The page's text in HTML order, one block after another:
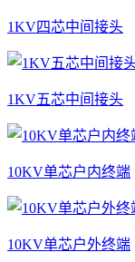
1KV四芯中间接头
1KV五芯中间接头
10KV单芯户内终端
10KV单芯户外终端